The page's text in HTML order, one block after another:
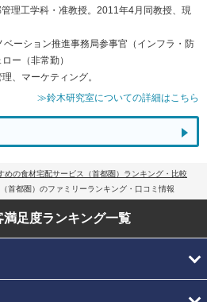
理工学科・准教授。2011年4月同教授、現
ーション推進事務局参事官（インフラ・防
ー（非常勤）
、マーケティング。
≫鈴木研究室についての詳細はこちら
めの食材宅配サービス（首都圏）ランキング・比較
首都圏）のファミリーランキング・口コミ情報
満足度ランキング一覧